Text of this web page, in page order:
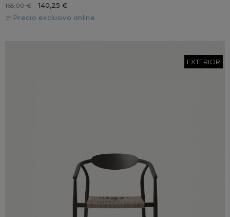
165,00 €
140,25 €
Precio exclusivo online
EXTERIOR